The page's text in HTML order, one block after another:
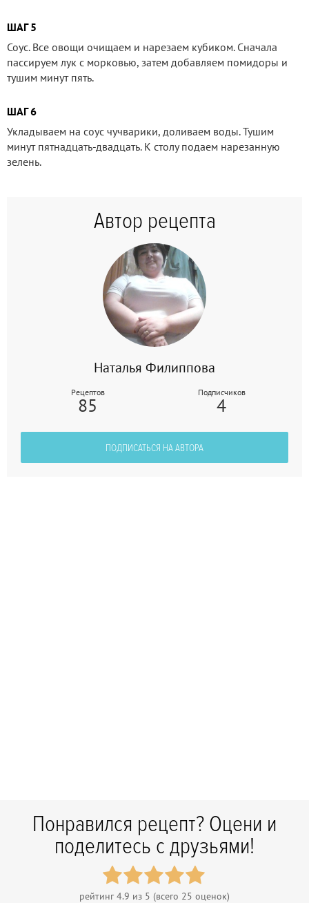
ШАГ 5
Соус. Все овощи очищаем и нарезаем кубиком. Сначала
пассируем лук с морковью, затем добавляем помидоры и
тушим минут пять.
ШАГ 6
Укладываем на соус чучварики, доливаем воды. Тушим
минут пятнадцать-двадцать. К столу подаем нарезанную
зелень.
Автор рецепта
Наталья Филиппова
Рецептов
85
Подписчиков
4
ПОДПИСАТЬСЯ НА АВТОРА
Понравился рецепт? Оцени и
поделитесь с друзьями!
рейтинг4.9 из 5 (всего 25 оценок)